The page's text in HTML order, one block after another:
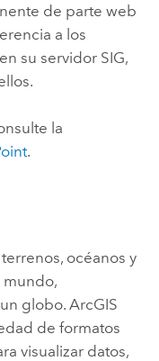
de parte web
a los
su servidor SIG,
la
.
océanos y
globo. ArcGIS
de formatos
visualizar datos,